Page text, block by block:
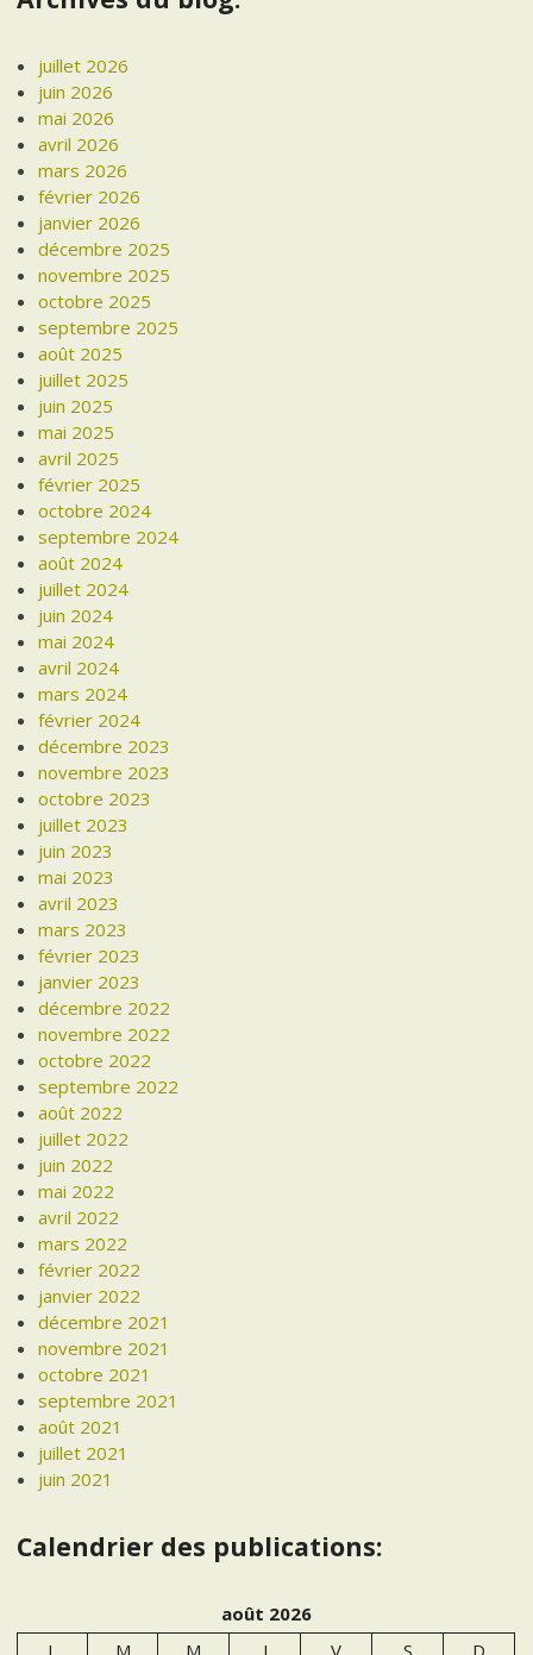
juillet 2026
juin 2026
mai 2026
avril 2026
mars 2026
février 2026
janvier 2026
décembre 2025
novembre 2025
octobre 2025
septembre 2025
août 2025
juillet 2025
juin 2025
mai 2025
avril 2025
février 2025
octobre 2024
septembre 2024
août 2024
juillet 2024
juin 2024
mai 2024
avril 2024
mars 2024
février 2024
décembre 2023
novembre 2023
octobre 2023
juillet 2023
juin 2023
mai 2023
avril 2023
mars 2023
février 2023
janvier 2023
décembre 2022
novembre 2022
octobre 2022
septembre 2022
août 2022
juillet 2022
juin 2022
mai 2022
avril 2022
mars 2022
février 2022
janvier 2022
décembre 2021
novembre 2021
octobre 2021
septembre 2021
août 2021
juillet 2021
juin 2021
Calendrier des publications:
août 2026